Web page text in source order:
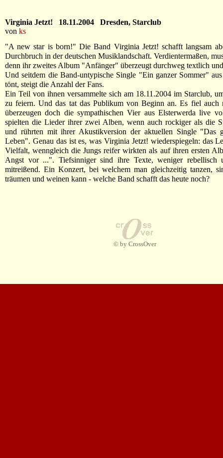
Virginia Jetzt! 18.11.2004 Dresden, Starclub
von ks
"A new star is born!" Die Band Virginia Jetzt! schafft langsam
Durchbruch in der deutschen Musiklandschaft. Verdientermaßen,
denn ihr zweites Album "Anfänger" überzeugt durchweg textlich
Und seitdem die Band-untypische Single "Ein ganzer Sommer"
tönt, steigt die Anzahl der Fans.
Ein Teil von ihnen versammelte sich am 18.11.2004 im Starclub,
zu feiern. Und das tat das Publikum von Beginn an. Es fiel auch
überzeugen doch die sympathischen Vier aus Elsterwerda live
spielten die Lieder ihrer zwei Alben, wenn auch rockiger als die
und rührten mit ihrer Akustikversion der aktuellen Single "Das
Leben". Genau das ist es, was Virginia Jetzt! wiederspiegeln: das
Vielfalt, wenngleich die Jungs reifer wirkten als auf ihren ersten
Angst vor ...". Tiefsinniger sind ihre Texte, weniger rebellisch
mitreißend. Ein Konzert, bei welchem man gleichzeitig tanzen,
träumen und weinen kann - welche Band schafft das heute noch?
© by CrossOver